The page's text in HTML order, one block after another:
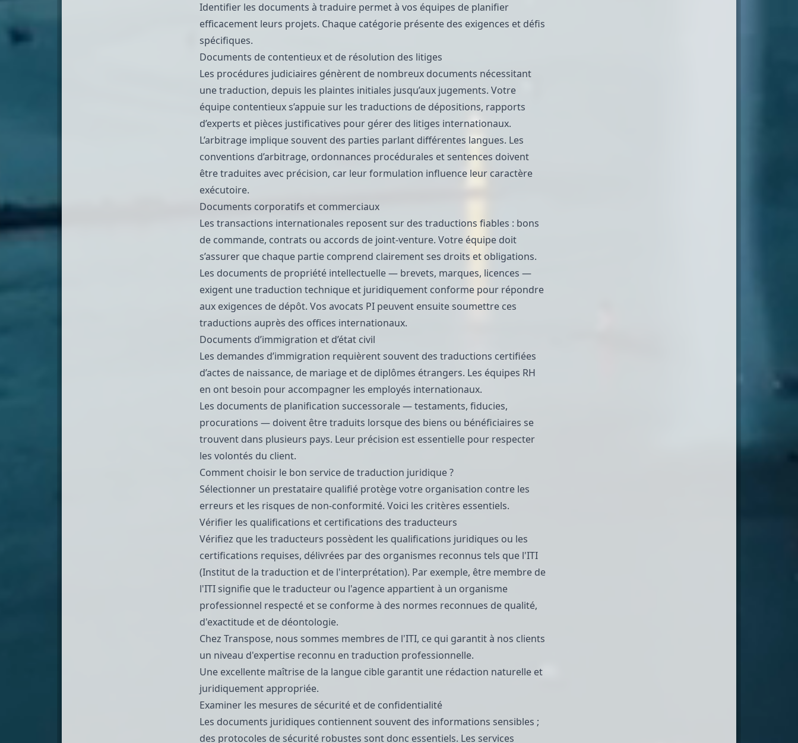
Identifier les documents à traduire permet à vos équipes de planifier
efficacement leurs projets. Chaque catégorie présente des exigences et défis
spécifiques.
Documents de contentieux et de résolution des litiges
Les procédures judiciaires génèrent de nombreux documents nécessitant
une traduction, depuis les plaintes initiales jusqu’aux jugements. Votre
équipe contentieux s’appuie sur les traductions de dépositions, rapports
d’experts et pièces justificatives pour gérer des litiges internationaux.
L’arbitrage implique souvent des parties parlant différentes langues. Les
conventions d’arbitrage, ordonnances procédurales et sentences doivent
être traduites avec précision, car leur formulation influence leur caractère
exécutoire.
Documents corporatifs et commerciaux
Les transactions internationales reposent sur des traductions fiables : bons
de commande, contrats ou accords de joint-venture. Votre équipe doit
s’assurer que chaque partie comprend clairement ses droits et obligations.
Les documents de propriété intellectuelle — brevets, marques, licences —
exigent une traduction technique et juridiquement conforme pour répondre
aux exigences de dépôt. Vos avocats PI peuvent ensuite soumettre ces
traductions auprès des offices internationaux.
Documents d’immigration et d’état civil
Les demandes d’immigration requièrent souvent des traductions certifiées
d’actes de naissance, de mariage et de diplômes étrangers. Les équipes RH
en ont besoin pour accompagner les employés internationaux.
Les documents de planification successorale — testaments, fiducies,
procurations — doivent être traduits lorsque des biens ou bénéficiaires se
trouvent dans plusieurs pays. Leur précision est essentielle pour respecter
les volontés du client.
Comment choisir le bon service de traduction juridique ?
Sélectionner un prestataire qualifié protège votre organisation contre les
erreurs et les risques de non-conformité. Voici les critères essentiels.
Vérifier les qualifications et certifications des traducteurs
Vérifiez que les traducteurs possèdent les qualifications juridiques ou les
certifications requises, délivrées par des organismes reconnus tels que l'ITI
(Institut de la traduction et de l'interprétation). Par exemple, être membre de
l'ITI signifie que le traducteur ou l'agence appartient à un organisme
professionnel respecté et se conforme à des normes reconnues de qualité,
d'exactitude et de déontologie.
Chez Transpose, nous sommes membres de l'ITI, ce qui garantit à nos clients
un niveau d'expertise reconnu en traduction professionnelle.
Une excellente maîtrise de la langue cible garantit une rédaction naturelle et
juridiquement appropriée.
Examiner les mesures de sécurité et de confidentialité
Les documents juridiques contiennent souvent des informations sensibles ;
des protocoles de sécurité robustes sont donc essentiels. Les services